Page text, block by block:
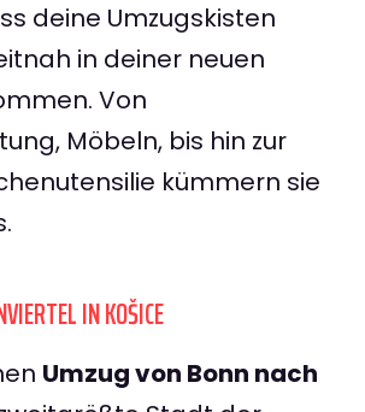
deine Umzugskisten
in deiner neuen
Von
Möbeln, bis hin zur
kümmern sie
IN KOŠICE
Umzug von Bonn nach